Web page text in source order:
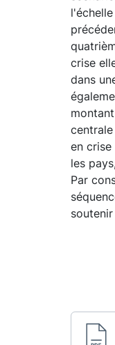
crise
dans
en
les
Par